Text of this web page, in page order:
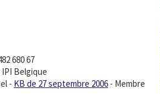
680 67
Belgique
- KB de 27 septembre 2006 - Membre